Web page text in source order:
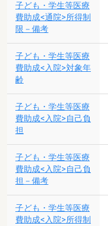
子ども・学生等医療
費助成<通院>所得制
限－備考
子ども・学生等医療
費助成<入院>対象年
齢
子ども・学生等医療
費助成<入院>自己負
担
子ども・学生等医療
費助成<入院>自己負
担－備考
子ども・学生等医療
費助成<入院>所得制